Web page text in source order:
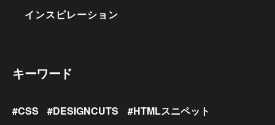
インスピレーション
キーワード
CSS DESIGNCUTS
HTMLスニペット